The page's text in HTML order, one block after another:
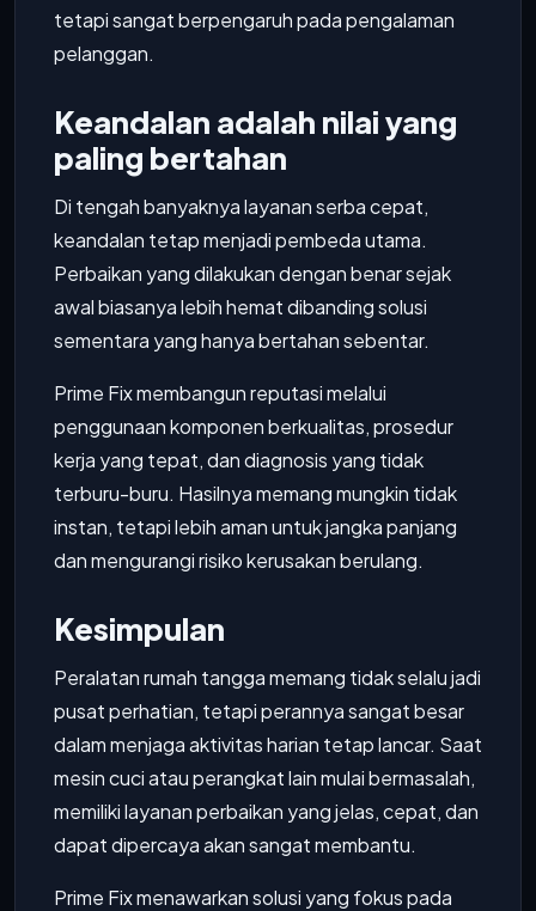
tetapi sangat berpengaruh pada pengalaman
pelanggan.
Keandalan adalah nilai yang
paling bertahan
Di tengah banyaknya layanan serba cepat,
keandalan tetap menjadi pembeda utama.
Perbaikan yang dilakukan dengan benar sejak
awal biasanya lebih hemat dibanding solusi
sementara yang hanya bertahan sebentar.
Prime Fix membangun reputasi melalui
penggunaan komponen berkualitas, prosedur
kerja yang tepat, dan diagnosis yang tidak
terburu-buru. Hasilnya memang mungkin tidak
instan, tetapi lebih aman untuk jangka panjang
dan mengurangi risiko kerusakan berulang.
Kesimpulan
Peralatan rumah tangga memang tidak selalu jadi
pusat perhatian, tetapi perannya sangat besar
dalam menjaga aktivitas harian tetap lancar. Saat
mesin cuci atau perangkat lain mulai bermasalah,
memiliki layanan perbaikan yang jelas, cepat, dan
dapat dipercaya akan sangat membantu.
Prime Fix menawarkan solusi yang fokus pada